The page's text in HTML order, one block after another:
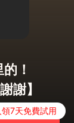
！
謝】
領7天免費試用